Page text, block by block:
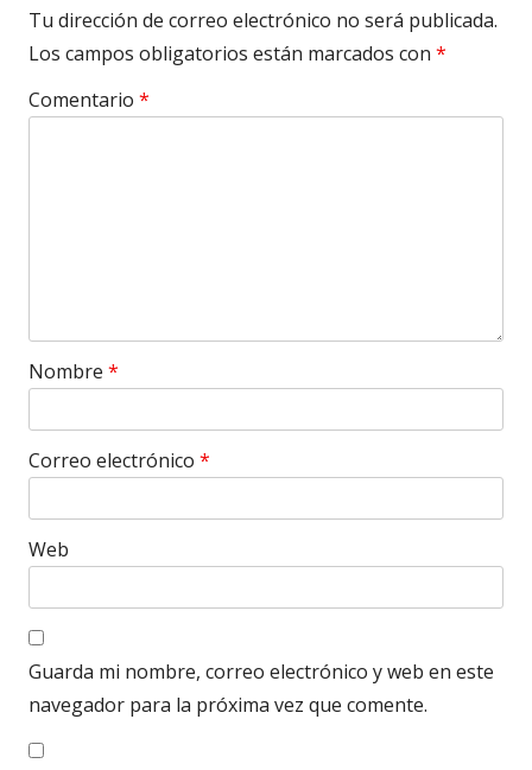
Tu dirección de correo electrónico no será publicada.
Los campos obligatorios están marcados con *
Comentario *
Nombre *
Correo electrónico *
Web
Guarda mi nombre, correo electrónico y web en este
navegador para la próxima vez que comente.